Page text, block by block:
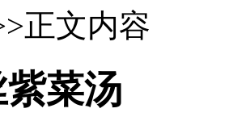
正文内容
菜汤